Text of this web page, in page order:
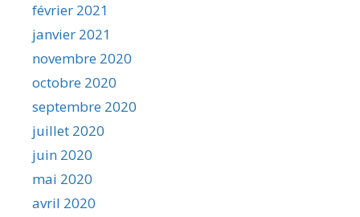
février 2021
janvier 2021
novembre 2020
octobre 2020
septembre 2020
juillet 2020
juin 2020
mai 2020
avril 2020